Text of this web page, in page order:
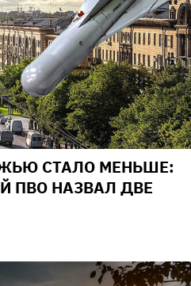
СТАЛО МЕНЬШЕ:
ПВО НАЗВАЛ ДВЕ